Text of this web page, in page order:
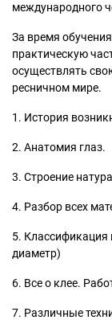
международного
За время
практическую
осуществлять
ресничном мире.
1. История
2. Анатомия глаз.
3. Строение
4. Разбор всех
5. Классификация
диаметр)
6. Все о клее.
7. Различные